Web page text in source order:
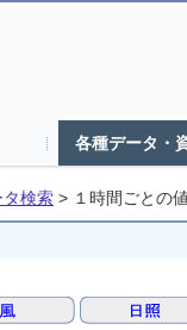
各種データ・
検索 > １時間ごとの